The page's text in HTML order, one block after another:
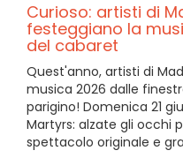
Curioso: artisti di
festeggiano la
del cabaret
Quest'anno, artisti di
musica 2026 dalle
parigino! Domenica 21
Martyrs: alzate gli occhi
spettacolo originale e